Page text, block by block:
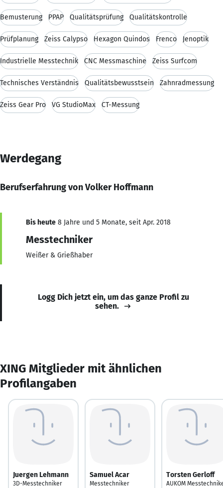
Bemusterung PPAP Qualitätsprüfung Qualitätskontrolle
Prüfplanung Zeiss Calypso Hexagon Quindos Frenco Jenoptik
Industrielle Messtechnik CNC Messmaschine Zeiss Surfcom
Technisches Verständnis Qualitätsbewusstsein Zahnradmessung
Zeiss Gear Pro VG StudioMax CT-Messung
Werdegang
Berufserfahrung von Volker Hoffmann
Bis heute 8 Jahre und 5 Monate, seit Apr. 2018
Messtechniker
Weißer & Grießhaber
Logg Dich jetzt ein, um das ganze Profil zu
sehen.
XING Mitglieder mit ähnlichen
Profilangaben
Juergen Lehmann
3D-Messtechniker
Samuel Acar
Messtechniker
Torsten Gerloff
AUKOM